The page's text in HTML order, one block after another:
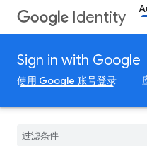
Identity
Sign in with Google
使用 Google 账号登录